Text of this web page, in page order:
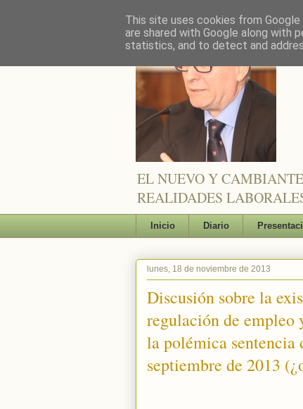
EL NUEVO Y
REALIDADES
Inicio Diario
lunes, 18 de noviembre de 2013
Discusión sobre la
regulación de empleo
la polémica sentencia
septiembre de 2013
This site uses cookies from
are shared with Google along with
statistics, and to detect and